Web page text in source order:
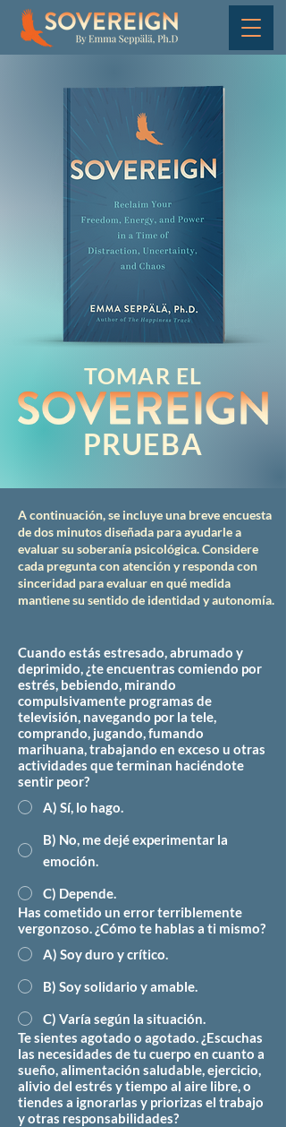
TOMAR EL
PRUEBA
A continuación, se incluye una breve encuesta
de dos minutos diseñada para ayudarle a
evaluar su soberanía psicológica. Considere
cada pregunta con atención y responda con
sinceridad para evaluar en qué medida
mantiene su sentido de identidad y autonomía.
Cuando estás estresado, abrumado y
deprimido, ¿te encuentras comiendo por
estrés, bebiendo, mirando
compulsivamente programas de
televisión, navegando por la tele,
comprando, jugando, fumando
marihuana, trabajando en exceso u otras
actividades que terminan haciéndote
sentir peor?
A) Sí, lo hago.
B) No, me dejé experimentar la
emoción.
C) Depende.
Has cometido un error terriblemente
vergonzoso. ¿Cómo te hablas a ti mismo?
A) Soy duro y crítico.
B) Soy solidario y amable.
C) Varía según la situación.
Te sientes agotado o agotado. ¿Escuchas
las necesidades de tu cuerpo en cuanto a
sueño, alimentación saludable, ejercicio,
alivio del estrés y tiempo al aire libre, o
tiendes a ignorarlas y priorizas el trabajo
y otras responsabilidades?